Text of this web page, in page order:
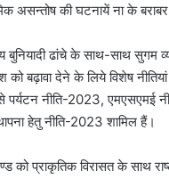
असन्तोष की घटनायें ना के
बुनियादी ढांचे के साथ-साथ
को बढ़ावा देने के लिये विशेष
पर्यटन नीति-2023, एमएसएमई
हेतु नीति-2023 शामिल हैं।
को प्राकृतिक विरासत के साथ